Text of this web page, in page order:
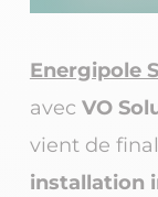
Energipole
avec VO
vient de
installation